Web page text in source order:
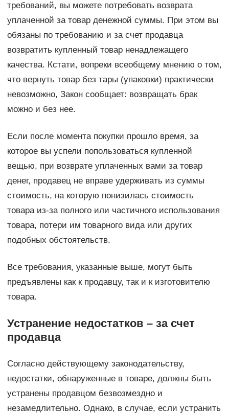
требований, вы можете потребовать возврата
уплаченной за товар денежной суммы. При этом вы
обязаны по требованию и за счет продавца
возвратить купленный товар ненадлежащего
качества. Кстати, вопреки всеобщему мнению о том,
что вернуть товар без тары (упаковки) практически
невозможно, Закон сообщает: возвращать брак
можно и без нее.
Если после момента покупки прошло время, за
которое вы успели попользоваться купленной
вещью, при возврате уплаченных вами за товар
денег, продавец не вправе удерживать из суммы
стоимость, на которую понизилась стоимость
товара из-за полного или частичного использования
товара, потери им товарного вида или других
подобных обстоятельств.
Все требования, указанные выше, могут быть
предъявлены как к продавцу, так и к изготовителю
товара.
Устранение недостатков – за счет
продавца
Согласно действующему законодательству,
недостатки, обнаруженные в товаре, должны быть
устранены продавцом безвозмездно и
незамедлительно. Однако, в случае, если устранить